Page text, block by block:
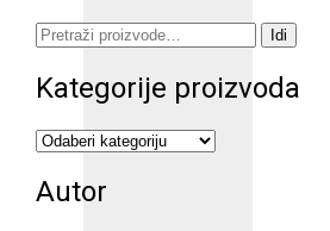
Pretraži: Idi
Kategorije proizvoda
Autor